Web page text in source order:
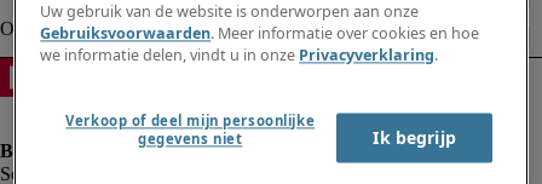
Uw gebruik van de website is onderworpen aan onze
Gebruiksvoorwaarden. Meer informatie over cookies en hoe
we informatie delen, vindt u in onze Privacyverklaring.
Verkoop of deel mijn persoonlijke
gegevens niet
Ik begrijp